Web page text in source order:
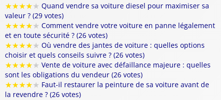
★★★★★ Quand vendre sa voiture diesel pour maximiser sa
valeur ? (29 votes)
★★★★★ Comment vendre votre voiture en panne légalement
et en toute sécurité ? (26 votes)
★★★★★ Où vendre des jantes de voiture : quelles options
choisir et quels conseils suivre ? (26 votes)
★★★★★ Vente de voiture avec défaillance majeure : quelles
sont les obligations du vendeur (26 votes)
★★★★★ Faut-il restaurer la peinture de sa voiture avant de
la revendre ? (26 votes)